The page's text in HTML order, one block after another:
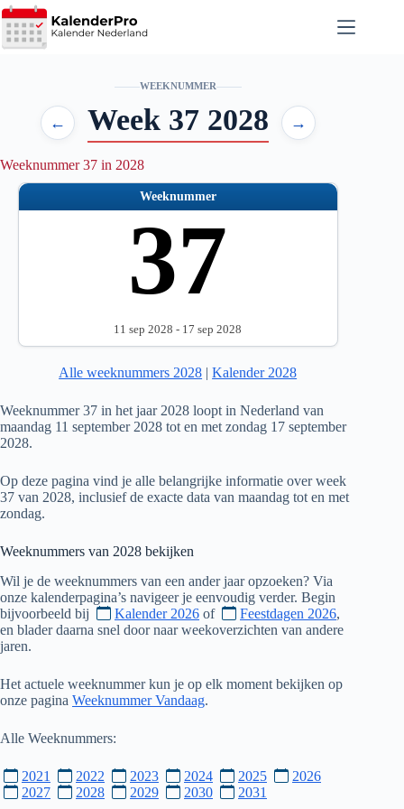
Ga
naar
de
WEEKNUMMER
← Week 37 2028 →
Weeknummer 37 in 2028
Weeknummer
37
11 sep 2028 - 17 sep 2028
Alle weeknummers 2028 |Kalender 2028
Weeknummer 37 in het jaar 2028 loopt in Nederland van
maandag 11 september 2028 tot en met zondag 17 september
2028.
Op deze pagina vind je alle belangrijke informatie over week
37 van 2028, inclusief de exacte data van maandag tot en met
zondag.
Weeknummers van 2028 bekijken
Wil je de weeknummers van een ander jaar opzoeken? Via
onze kalenderpagina’s navigeer je eenvoudig verder. Begin
bijvoorbeeld bij
Kalender 2026 of Feestdagen 2026,
en blader daarna snel door naar weekoverzichten van andere
jaren.
Het actuele weeknummer kun je op elk moment bekijken op
onze pagina Weeknummer Vandaag.
Alle Weeknummers:
2021 2022 2023 2024 2025
2026
2027
2028 2029 2030 2031